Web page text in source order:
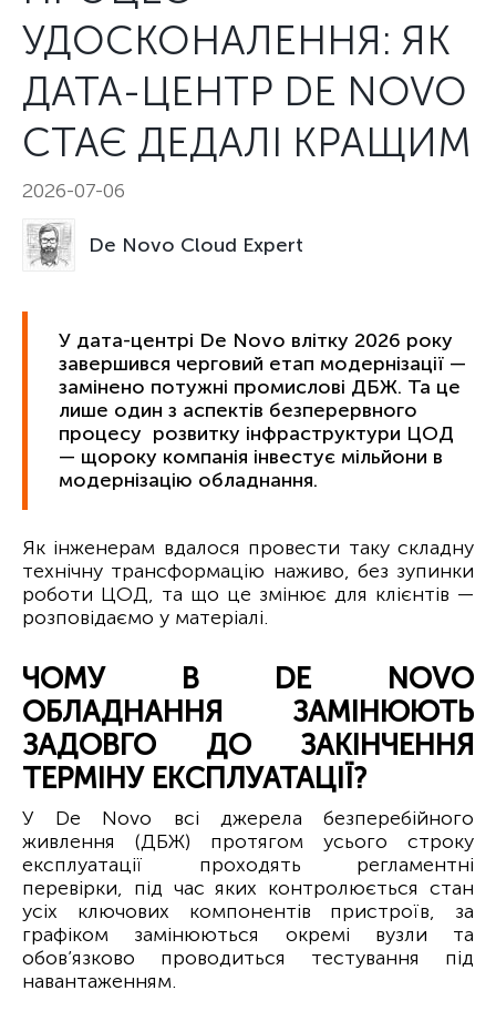
УДОСКОНАЛЕННЯ: ЯК
ДАТА-ЦЕНТР DE NOVO
СТАЄ ДЕДАЛІ КРАЩИМ
2026-07-06
De Novo Cloud Expert
У дата-центрі De Novo влітку 2026 року
завершився черговий етап модернізації —
замінено потужні промислові ДБЖ. Та це
лише один з аспектів безперервного
процесу розвитку інфраструктури ЦОД
— щороку компанія інвестує мільйони в
модернізацію обладнання.
Як інженерам вдалося провести таку складну
технічну трансформацію наживо, без зупинки
роботи ЦОД, та що це змінює для клієнтів —
розповідаємо у матеріалі.
ЧОМУ В DE NOVO
ОБЛАДНАННЯ ЗАМІНЮЮТЬ
ЗАДОВГО ДО ЗАКІНЧЕННЯ
ТЕРМІНУ ЕКСПЛУАТАЦІЇ?
У De Novo всі джерела безперебійного
живлення (ДБЖ) протягом усього строку
експлуатації проходять регламентні
перевірки, під час яких контролюється стан
усіх ключових компонентів пристроїв, за
графіком замінюються окремі вузли та
обов’язково проводиться тестування під
навантаженням.